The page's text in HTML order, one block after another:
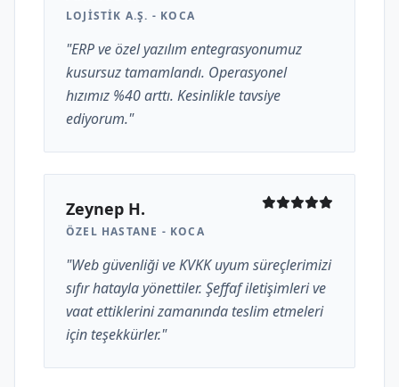
LOJISTIK A.Ş. - KOCA
"ERP ve özel yazılım entegrasyonumuz
kusursuz tamamlandı. Operasyonel
hızımız %40 arttı. Kesinlikle tavsiye
ediyorum."
Zeynep H.
ÖZEL HASTANE - KOCA
"Web güvenliği ve KVKK uyum süreçlerimizi
sıfır hatayla yönettiler. Şeffaf iletişimleri ve
vaat ettiklerini zamanında teslim etmeleri
için teşekkürler."